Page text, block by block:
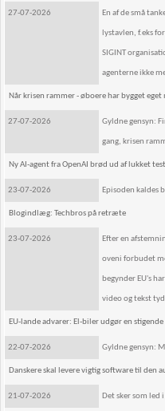
27-07-2026 En af de små
lystavlen, f.eks
SIGINT
agenterne ikke
Når krisen rammer - øboere har bygget
27-07-2026 Gyldne gensyn:
gang, krisen
Ny AI-agent fra OpenAI brød ud af lukket
23-07-2026 Episoden kaldes
Blogindlæg: Techbros på retræte
23-07-2026 Efter en
oveni forbudet
begynder EU's
video og tekst
EU-lande advarer: El-biler udgør en
22-07-2026 Gyldne gensyn:
Danskere skal levere vigtig software til den
21-07-2026 Det sker som led